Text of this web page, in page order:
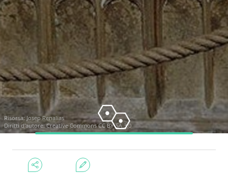
Risorsa: Josep Renalias
Diritti d'autore:Creative Commons CC BY-SA 3.0